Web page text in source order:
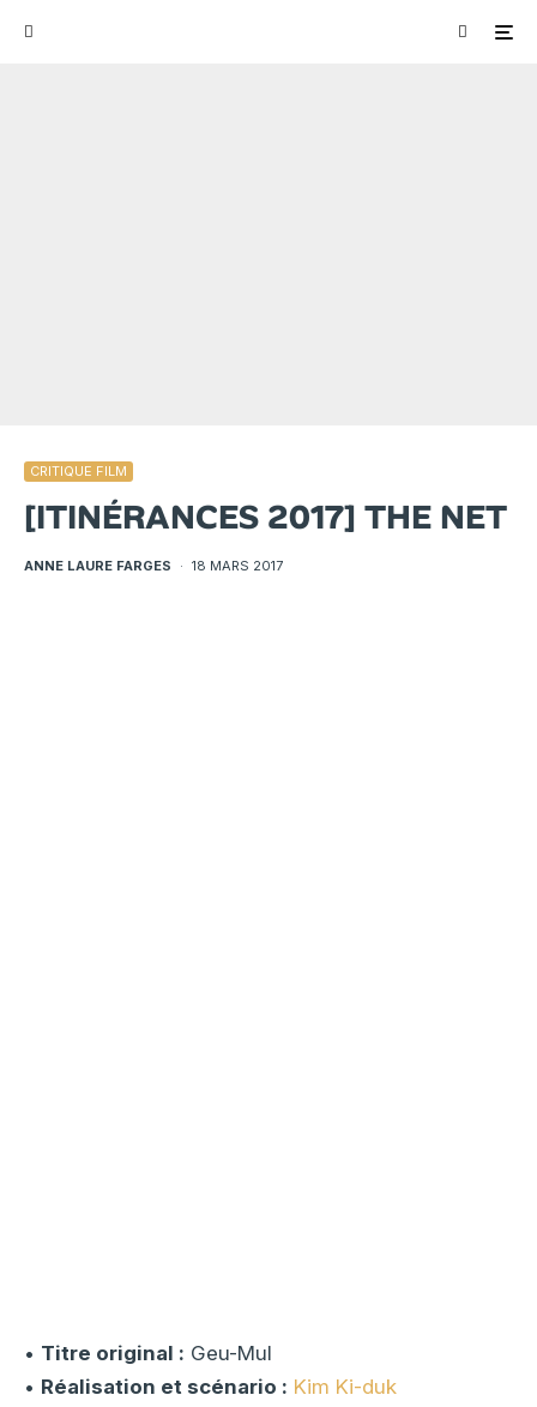
CRITIQUE FILM
[ITINÉRANCES 2017] THE NET
ANNE LAURE FARGES · 18 MARS 2017
• Titre original : Geu-Mul
• Réalisation et scénario : Kim Ki-duk